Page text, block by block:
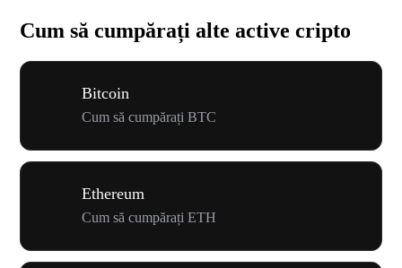
Cum să cumpărați alte active cripto
Bitcoin
Cum să cumpărați BTC
Ethereum
Cum să cumpărați ETH